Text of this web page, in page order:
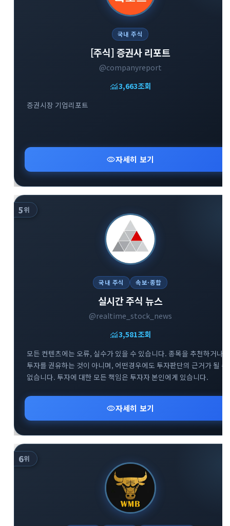
국내 주식
[주식] 증권사 리포트
@companyreport
monitoring3,663조회
증권시장 기업리포트
visibility자세히 보기
5위
국내 주식 속보·종합
실시간 주식 뉴스
@realtime_stock_news
monitoring3,581조회
모든 컨텐츠에는 오류, 실수가 있을 수 있습니다. 종목을 추천하거나
투자를 권유하는 것이 아니며, 어떤경우에도 투자판단의 근거가 될 수
없습니다. 투자에 대한 모든 책임은 투자자 본인에게 있습니다.
visibility자세히 보기
6위